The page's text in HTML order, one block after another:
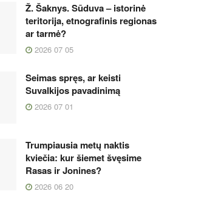
Ž. Šaknys. Sūduva – istorinė
teritorija, etnografinis regionas
ar tarmė?
2026 07 05
Seimas spręs, ar keisti
Suvalkijos pavadinimą
2026 07 01
Trumpiausia metų naktis
kviečia: kur šiemet švęsime
Rasas ir Jonines?
2026 06 20